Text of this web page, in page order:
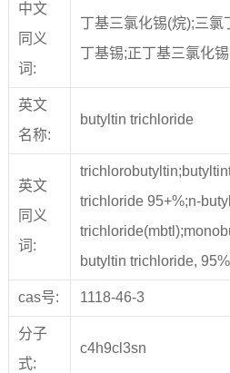
中文
同义
词:
丁基三氯化锡(烷);三
丁基锡;正丁基三氯化
英文
名称:
butyltin trichloride
英文
同义
词:
trichloride 95+%;n-
butyltin trichloride,
cas号: 1118-46-3
分子
式:
c4h9cl3sn